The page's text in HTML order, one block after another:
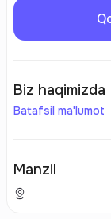
Biz haqimizda
Batafsil ma'lumot
Manzil